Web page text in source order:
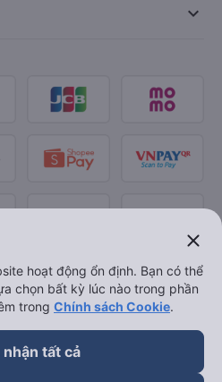
keyboard_arrow_down
close
hoạt động ổn định. Bạn có thể
chọn bất kỳ lúc nào trong phần
trong Chính sách Cookie.
nhận tất cả